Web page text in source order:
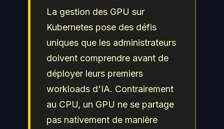
La gestion des GPU sur
Kubernetes pose des défis
uniques que les administrateurs
doivent comprendre avant de
déployer leurs premiers
workloads d'IA. Contrairement
au CPU, un GPU ne se partage
pas nativement de manière